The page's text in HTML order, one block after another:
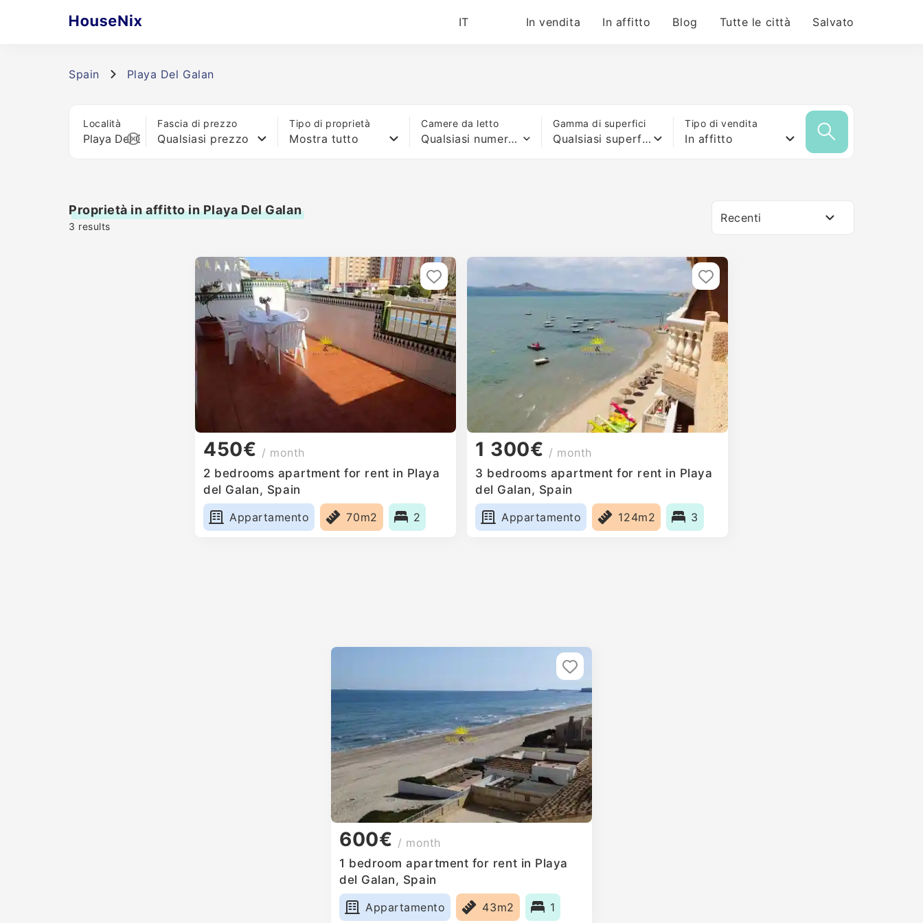
IT In vendita In affitto Blog Tutte le città Salvato
Spain Playa Del Galan
Località Fascia di prezzo
Qualsiasi prezzo
Tipo di proprietà
Mostra tutto
Camere da letto
Qualsiasi numero di letti
Gamma di superfici
Qualsiasi superficie
Tipo di vendita
In affitto
Proprietà in affitto in Playa Del Galan
3 results
Recenti
450€ / month
2 bedrooms apartment for rent in Playa
del Galan, Spain
Appartamento
70m2 2
1 300€ / month
3 bedrooms apartment for rent in Playa
del Galan, Spain
Appartamento
124m2 3
600€ / month
1 bedroom apartment for rent in Playa
del Galan, Spain
Appartamento
43m2 1